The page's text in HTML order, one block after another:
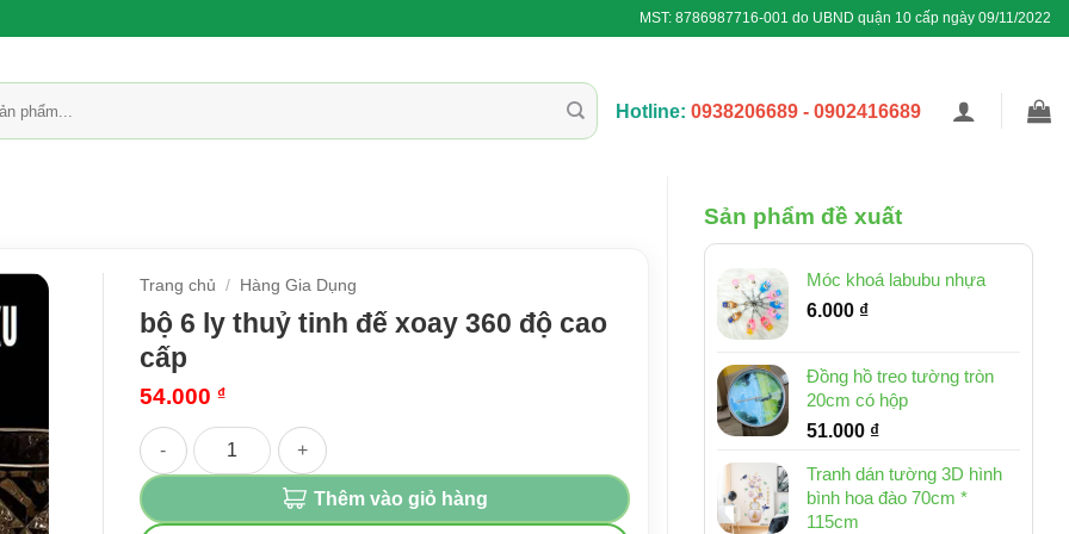
MST: 8786987716-001 do UBND quận 10 cấp ngày 09/11/2022
Hotline: 0938206689 - 0902416689
Sản phẩm đề xuất
Móc khoá labubu nhựa
6.000 ₫
Đồng hồ treo tường tròn
20cm có hộp
51.000 ₫
Tranh dán tường 3D hình
bình hoa đào 70cm *
115cm
Trang chủ / Hàng Gia Dụng
bộ 6 ly thuỷ tinh đế xoay 360 độ cao
cấp
54.000 ₫
bộ 6 ly thuỷ tinh đế xoay 360 độ cao cấp số lượng
Thêm vào giỏ hàng